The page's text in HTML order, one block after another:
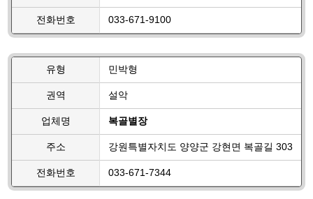
전화번호 033-671-9100
유형 민박형
권역 설악
업체명 복골별장
주소 강원특별자치도 양양군 강현면 복골길 303
전화번호 033-671-7344